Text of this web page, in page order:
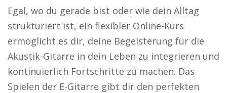
Egal, wo du gerade bist oder wie dein Alltag
strukturiert ist, ein flexibler Online-Kurs
ermöglicht es dir, deine Begeisterung für die
Akustik-Gitarre in dein Leben zu integrieren und
kontinuierlich Fortschritte zu machen. Das
Spielen der E-Gitarre gibt dir den perfekten